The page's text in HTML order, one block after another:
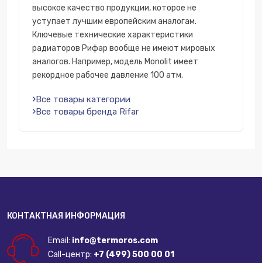
высокое качество продукции, которое не
уступает лучшим европейским аналогам.
Ключевые технические характеристики
радиаторов Рифар вообще не имеют мировых
аналогов. Например, модель Monolit имеет
рекордное рабочее давление 100 атм.
Все товары категории
Все товары бренда Rifar
КОНТАКТНАЯ ИНФОРМАЦИЯ
Email: info@termoros.com
Call-центр: +7 (499) 500 00 01